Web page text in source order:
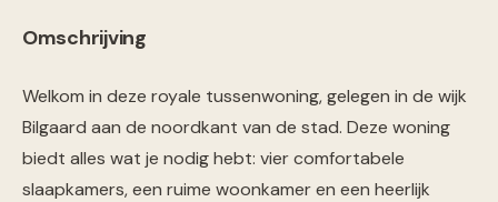
Omschrijving
Welkom in deze royale tussenwoning, gelegen in de wijk
Bilgaard aan de noordkant van de stad. Deze woning
biedt alles wat je nodig hebt: vier comfortabele
slaapkamers, een ruime woonkamer en een heerlijk